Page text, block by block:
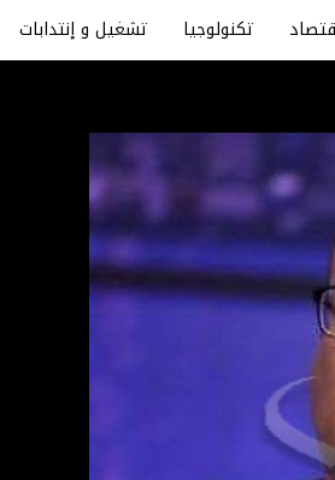
تكنولوجيا تشغيل و إنتدابات